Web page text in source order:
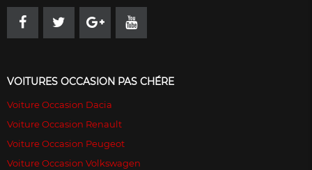
VOITURES OCCASION PAS CHÉRE
Voiture Occasion Dacia
Voiture Occasion Renault
Voiture Occasion Peugeot
Voiture Occasion Volkswagen